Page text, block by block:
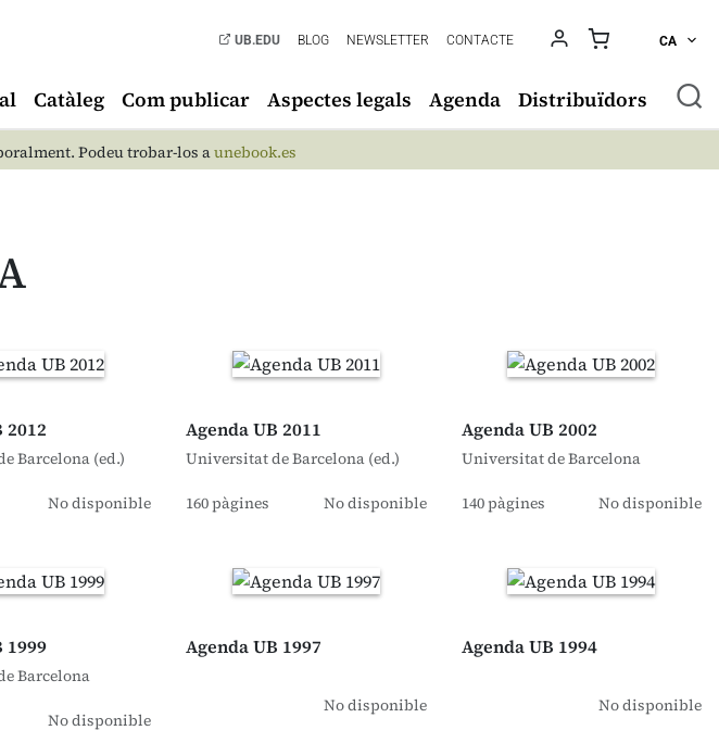
UB.EDU BLOG NEWSLETTER CONTACTE CA
Catàleg Com publicar Aspectes legals Agenda Distribuïdors
Podeu trobar-los aunebook.es
2012
Barcelona (ed.)
No disponible
Agenda UB 2011
Universitat de Barcelona (ed.)
160 pàgines No disponible
Agenda UB 2002
Universitat de Barcelona
140 pàgines No disponible
1999
Barcelona
No disponible
Agenda UB 1997
No disponible
Agenda UB 1994
No disponible